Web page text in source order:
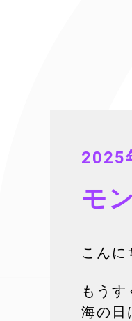
2025
モ
こんに
もうす
海の日